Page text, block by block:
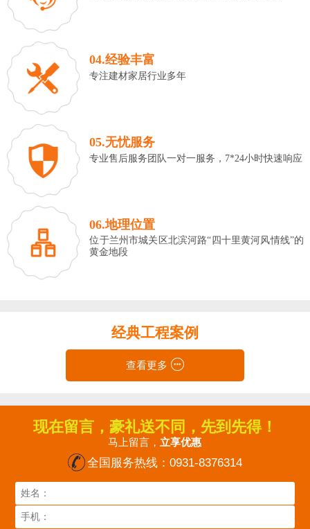
04.经验丰富
专注建材家居行业多年
05.无忧服务
专业售后服务团队一对一服务，7*24小时快速响应
06.地理位置
位于兰州市城关区北滨河路“四十里黄河风情线”的
黄金地段
经典工程案例
查看更多
现在留言，豪礼送不同，先到先得！
马上留言，立享优惠
全国服务热线：0931-8376314